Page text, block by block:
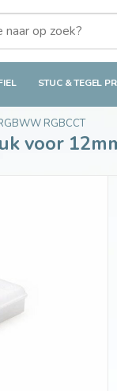
STUC & TEGEL
strips,
RGBCCT
voor